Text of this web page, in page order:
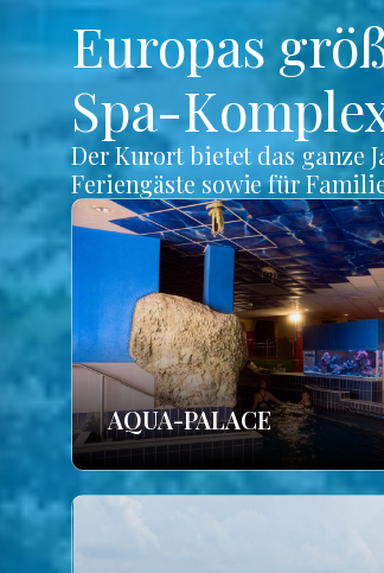
Europas
Spa-
Der Kurort bietet das ganze
Feriengäste sowie für
AQUA-PALACE